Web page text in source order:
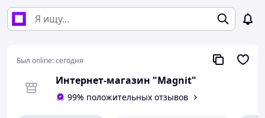
Был online:сегодня
Интернет-магазин "Magnit"
99% положительных отзывов